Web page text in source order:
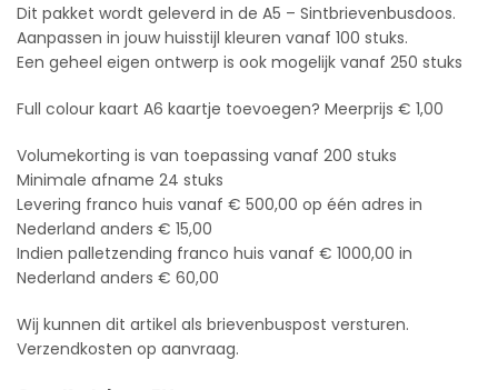
Dit pakket wordt geleverd in de A5 – Sintbrievenbusdoos.
Aanpassen in jouw huisstijl kleuren vanaf 100 stuks.
Een geheel eigen ontwerp is ook mogelijk vanaf 250 stuks
Full colour kaart A6 kaartje toevoegen? Meerprijs € 1,00
Volumekorting is van toepassing vanaf 200 stuks
Minimale afname 24 stuks
Levering franco huis vanaf € 500,00 op één adres in
Nederland anders € 15,00
Indien palletzending franco huis vanaf € 1000,00 in
Nederland anders € 60,00
Wij kunnen dit artikel als brievenbuspost versturen.
Verzendkosten op aanvraag.